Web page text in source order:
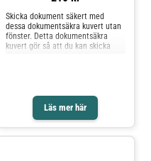
Läs mer här
Skicka dokument säkert med
dessa dokumentsäkra kuvert utan
fönster. Detta dokumentsäkra
kuvert gör så att du kan skicka
syrafritt. - Syrafritt - Fukthäftande
förslutning - Inget fönster - Mått:
162x229mm - Tjocklek: 90g -